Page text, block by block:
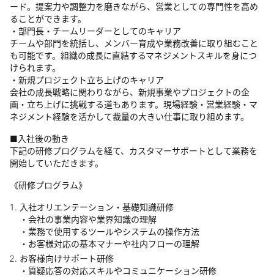
ード。提案力や調整力を磨きながら、営業としての専門性を高め
ることができます。
・部門長・チームリーダーとしてのキャリア
チームや部門を統括し、メンバー育成や業務改善に取り組むこと
も可能です。組織の成長に直結するマネジメントスキルを身につ
けられます。
・新規プロジェクト立ち上げのキャリア
会社の成長戦略に関わりながら、新規事業やプロジェクトの企
画・立ち上げに挑戦する道もあります。現場経験・営業経験・マ
ネジメント経験を活かして裁量の大きい仕事に取り組めます。
■入社後の動き
下記の研修プログラムを経て、カスタマーサポートとして業務を
開始していただきます。
《研修プログラム》
入社オリエンテーション・基礎知識研修
・会社の事業内容や業界知識の理解
・業務で使用するツールやシステムの操作方法
・お客様対応の基本マナーや社内フローの理解
お客様向けサポート研修
・質疑応答の対応スキルやコミュニケーション研修